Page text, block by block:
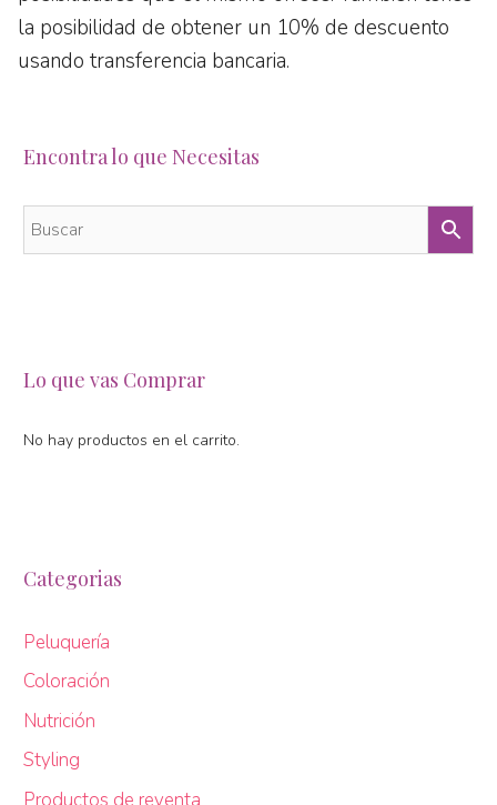
la posibilidad de obtener un 10% de descuento
usando transferencia bancaria.
Encontra lo que Necesitas
Lo que vas Comprar
No hay productos en el carrito.
Categorias
Peluquería
Coloración
Nutrición
Styling
Productos de reventa